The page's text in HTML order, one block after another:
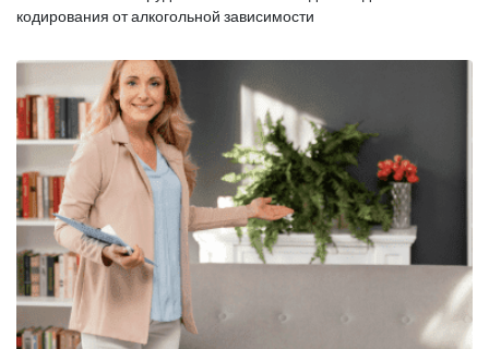
кодирования от алкогольной зависимости